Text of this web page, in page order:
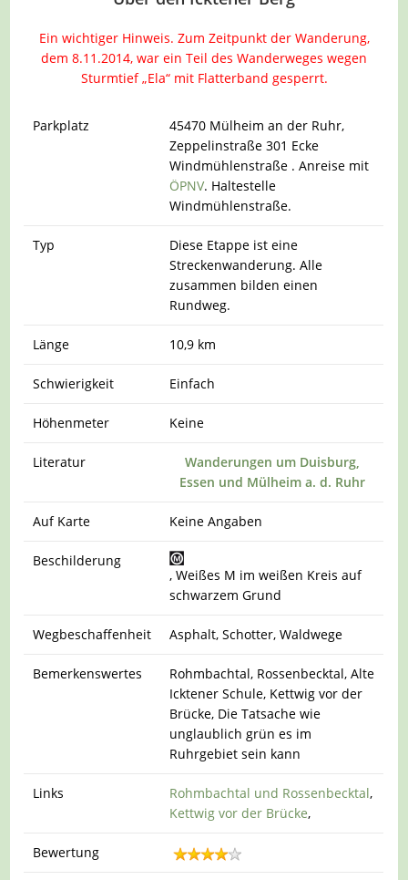
Ein wichtiger Hinweis. Zum Zeitpunkt der Wanderung,
dem 8.11.2014, war ein Teil des Wanderweges wegen
Sturmtief „Ela“ mit Flatterband gesperrt.
Parkplatz
45470 Mülheim an der Ruhr,
Zeppelinstraße 301 Ecke
Windmühlenstraße . Anreise mit
ÖPNV. Haltestelle
Windmühlenstraße.
Typ
Diese Etappe ist eine
Streckenwanderung. Alle
zusammen bilden einen
Rundweg.
Länge 10,9 km
Schwierigkeit Einfach
Höhenmeter Keine
Literatur
Wanderungen um Duisburg,
Essen und Mülheim a. d. Ruhr
Auf Karte Keine Angaben
Beschilderung
, Weißes M im weißen Kreis auf
schwarzem Grund
Wegbeschaffenheit Asphalt, Schotter, Waldwege
Bemerkenswertes
Rohmbachtal, Rossenbecktal, Alte
Icktener Schule, Kettwig vor der
Brücke, Die Tatsache wie
unglaublich grün es im
Ruhrgebiet sein kann
Links Rohmbachtal und Rossenbecktal,
Kettwig vor der Brücke,
Bewertung